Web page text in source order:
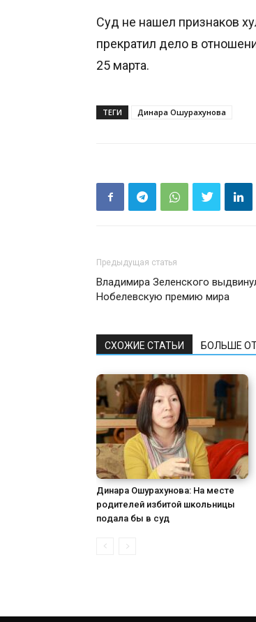
Суд не нашел признаков
прекратил дело в
25 марта.
ТЕГИ Динара Ошурахунова
Предыдущая статья
Владимира Зеленского
Нобелевскую премию мира
СХОЖИЕ СТАТЬИ БОЛЬШЕ
Динара Ошурахунова: На месте
родителей избитой школьницы
подала бы в суд